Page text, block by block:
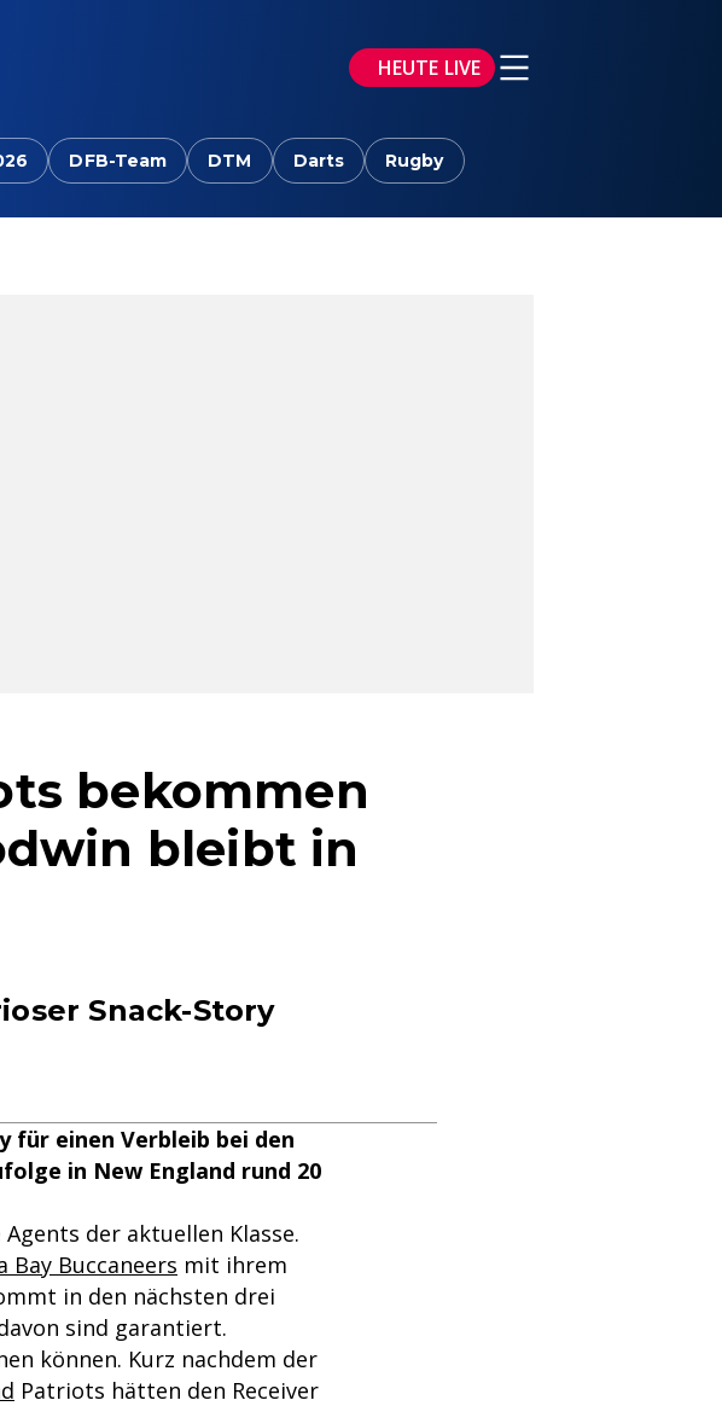
HEUTE LIVE
DFB-Team DTM Darts Rugby
bekommen
bleibt in
Snack-Story
für einen Verbleib bei den
in New England rund 20
der aktuellen Klasse.
Bay Buccaneers mit ihrem
in den nächsten drei
sind garantiert.
können. Kurz nachdem der
Patriots hätten den Receiver